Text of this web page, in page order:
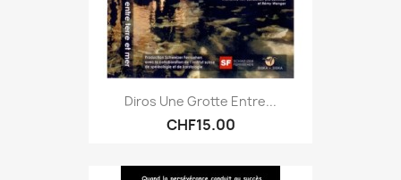
Diros Une Grotte Entre...
CHF15.00